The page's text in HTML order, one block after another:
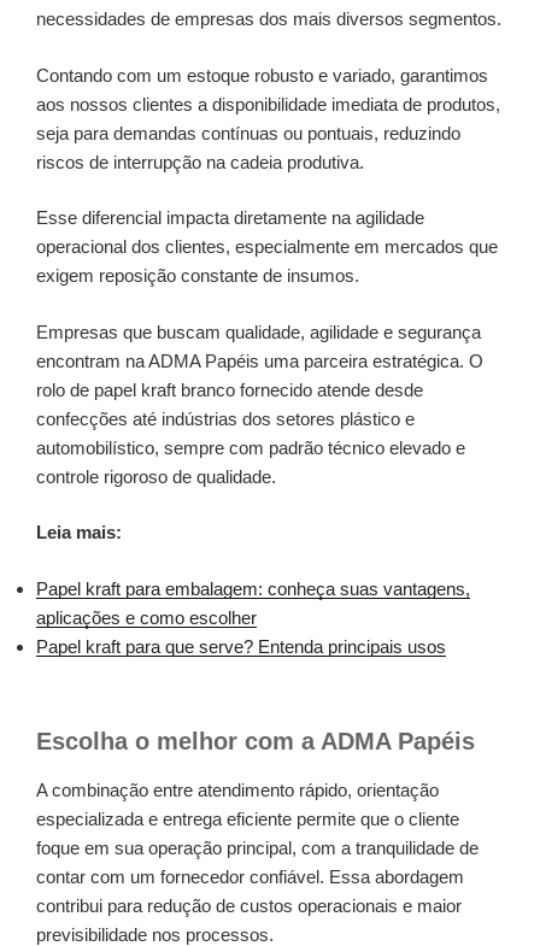
necessidades de empresas dos mais diversos segmentos.
Contando com um estoque robusto e variado, garantimos
aos nossos clientes a disponibilidade imediata de produtos,
seja para demandas contínuas ou pontuais, reduzindo
riscos de interrupção na cadeia produtiva.
Esse diferencial impacta diretamente na agilidade
operacional dos clientes, especialmente em mercados que
exigem reposição constante de insumos.
Empresas que buscam qualidade, agilidade e segurança
encontram na ADMA Papéis uma parceira estratégica. O
rolo de papel kraft branco fornecido atende desde
confecções até indústrias dos setores plástico e
automobilístico, sempre com padrão técnico elevado e
controle rigoroso de qualidade.
Leia mais:
Papel kraft para embalagem: conheça suas vantagens,
aplicações e como escolher
Papel kraft para que serve? Entenda principais usos
Escolha o melhor com a ADMA Papéis
A combinação entre atendimento rápido, orientação
especializada e entrega eficiente permite que o cliente
foque em sua operação principal, com a tranquilidade de
contar com um fornecedor confiável. Essa abordagem
contribui para redução de custos operacionais e maior
previsibilidade nos processos.